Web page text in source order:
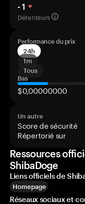
- 1
Détenteurs
Performance du prix
24h
1m
Tous
Bas
$0,00000000
Un autre
Score de sécurité
Répertorié sur
Ressources
ShibaDoge
Liens officiels de
Homepage
Réseaux sociaux et